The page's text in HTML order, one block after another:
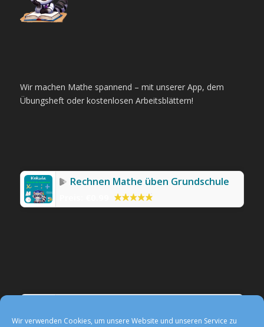
Wir verwenden Cookies, um unsere Website und unseren Service zu
Wir machen Mathe spannend – mit unserer App, dem
Übungsheft oder kostenlosen Arbeitsblättern!
Rechnen Mathe üben Grundschule
Preis:0,99 €